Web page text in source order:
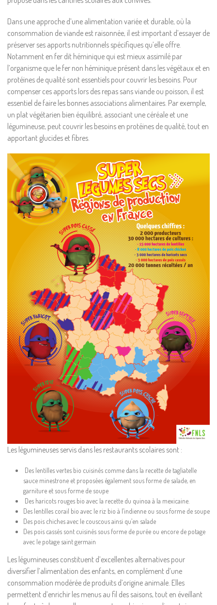
Dans une approche d’une alimentation variée et durable, où la
consommation de viande est raisonnée, il est important d’essayer de
préserver ses apports nutritionnels spécifiques qu’elle offre.
Notamment en fer dit héminique qui est mieux assimilé par
l’organisme que le fer non héminique présent dans les végétaux et en
protéines de qualité sont essentiels pour couvrir les besoins. Pour
compenser ces apports lors des repas sans viande ou poisson, il est
essentiel de faire les bonnes associations alimentaires. Par exemple,
un plat végétarien bien équilibré, associant une céréale et une
légumineuse, peut couvrir les besoins en protéines de qualité, tout en
apportant glucides et fibres.
Les légumineuses servis dans les restaurants scolaires sont :
Des lentilles vertes bio cuisinés comme dans la recette de tagliatelle
sauce minestrone et proposées également sous forme de salade, en
garniture et sous forme de soupe
Des haricots rouges bio avec la recette du quinoa à la mexicaine.
Des lentilles corail bio avec le riz bio à l’indienne ou sous forme de soupe
Des pois chiches avec le couscous ainsi qu’en salade
Des pois cassés sont cuisinés sous forme de purée ou encore de potage
avec le potage saint germain
Les légumineuses constituent d’excellentes alternatives pour
diversifier l’alimentation des enfants, en complément d’une
consommation modérée de produits d’origine animale. Elles
permettent d’enrichir les menus au fil des saisons, tout en éveillant